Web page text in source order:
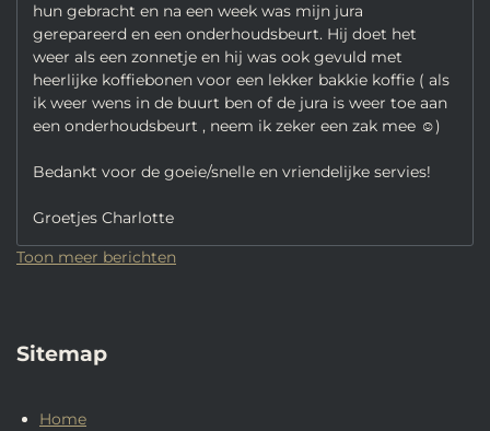
hun gebracht en na een week was mijn jura
gerepareerd en een onderhoudsbeurt. Hij doet het
weer als een zonnetje en hij was ook gevuld met
heerlijke koffiebonen voor een lekker bakkie koffie ( als
ik weer wens in de buurt ben of de jura is weer toe aan
een onderhoudsbeurt , neem ik zeker een zak mee ☺️)
Bedankt voor de goeie/snelle en vriendelijke servies!
Groetjes Charlotte
Toon meer berichten
Sitemap
Home